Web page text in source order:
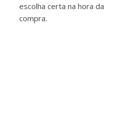
escolha certa na hora da
compra.